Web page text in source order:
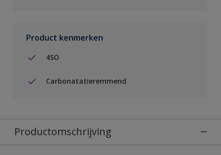
Product kenmerken
4SO
Carbonatatieremmend
Productomschrijving